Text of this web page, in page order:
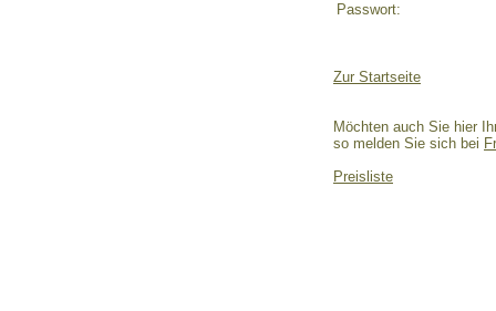
Passwort:
Zur Startseite
Möchten auch Sie hier
so melden Sie sich bei
Preisliste